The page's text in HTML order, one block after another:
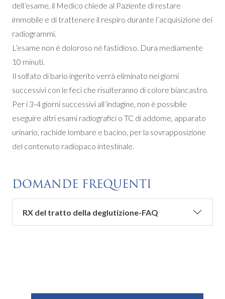
dell’esame, il Medico chiede al Paziente di restare
immobile e di trattenere il respiro durante l’acquisizione dei
radiogrammi.
L’esame non è doloroso né fastidioso. Dura mediamente
10 minuti.
Il solfato di bario ingerito verrà eliminato nei giorni
successivi con le feci che risulteranno di colore biancastro.
Per i 3-4 giorni successivi all’indagine, non è possibile
eseguire altri esami radiografici o TC di addome, apparato
urinario, rachide lombare e bacino, per la sovrapposizione
del contenuto radiopaco intestinale.
DOMANDE FREQUENTI
RX del tratto della deglutizione-FAQ